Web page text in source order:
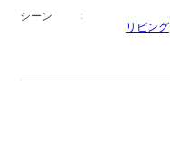
シーン
リビング